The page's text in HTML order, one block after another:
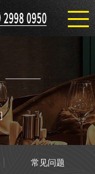
常见问题